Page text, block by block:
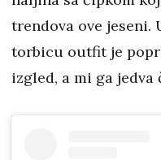
trendova ove
torbicu outfit je
izgled, a mi ga